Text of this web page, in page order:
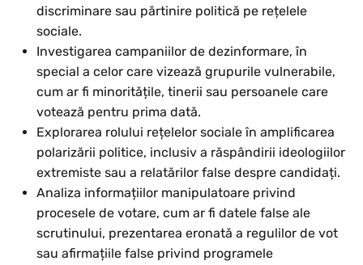
discriminare sau părtinire politică pe rețelele
sociale.
Investigarea campaniilor de dezinformare, în
special a celor care vizează grupurile vulnerabile,
cum ar fi minoritățile, tinerii sau persoanele care
votează pentru prima dată.
Explorarea rolului rețelelor sociale în amplificarea
polarizării politice, inclusiv a răspândirii ideologiilor
extremiste sau a relatărilor false despre candidați.
Analiza informațiilor manipulatoare privind
procesele de votare, cum ar fi datele false ale
scrutinului, prezentarea eronată a regulilor de vot
sau afirmațiile false privind programele